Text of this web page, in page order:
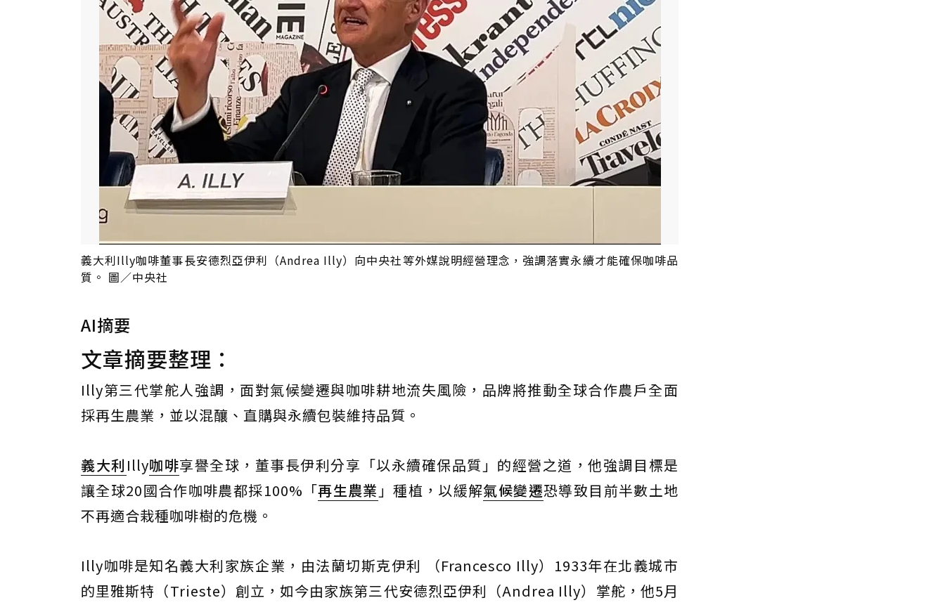
義大利Illy咖啡董事長安德烈亞伊利（Andrea Illy）向中央社等外媒說明經營理念，強調落實永續才能確保咖啡品
質。 圖／中央社
AI摘要
文章摘要整理：
Illy第三代掌舵人強調，面對氣候變遷與咖啡耕地流失風險，品牌將推動全球合作農戶全面
採再生農業，並以混釀、直購與永續包裝維持品質。
義大利 Illy咖啡享譽全球，董事長伊利分享「以永續確保品質」的經營之道，他強調目標是
讓全球20國合作咖啡農都採100%「再生農業 」種植，以緩解氣候變遷恐導致目前半數土地
不再適合栽種咖啡樹的危機。
Illy咖啡是知名義大利家族企業，由法蘭切斯克伊利 （Francesco Illy）1933年在北義城市
的里雅斯特（Trieste）創立，如今由家族第三代安德烈亞伊利（Andrea Illy）掌舵，他5月